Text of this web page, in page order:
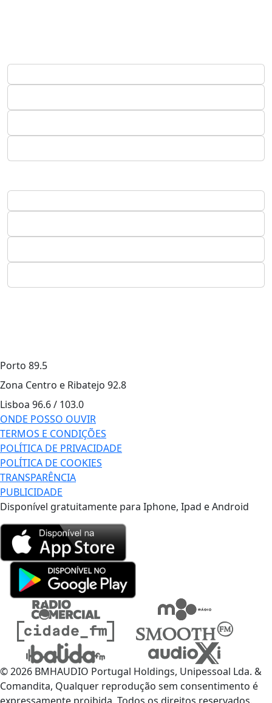
Porto 89.5
Zona Centro e Ribatejo 92.8
Lisboa 96.6 / 103.0
ONDE POSSO OUVIR
TERMOS E CONDIÇÕES
POLÍTICA DE PRIVACIDADE
POLÍTICA DE COOKIES
TRANSPARÊNCIA
PUBLICIDADE
Disponível gratuitamente para Iphone, Ipad e Android
© 2026 BMHAUDIO Portugal Holdings, Unipessoal Lda. &
Comandita, Qualquer reprodução sem consentimento é